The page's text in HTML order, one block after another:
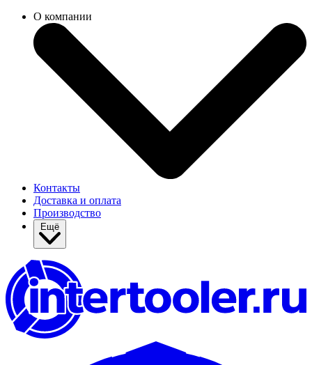
О компании
Контакты
Доставка и оплата
Производство